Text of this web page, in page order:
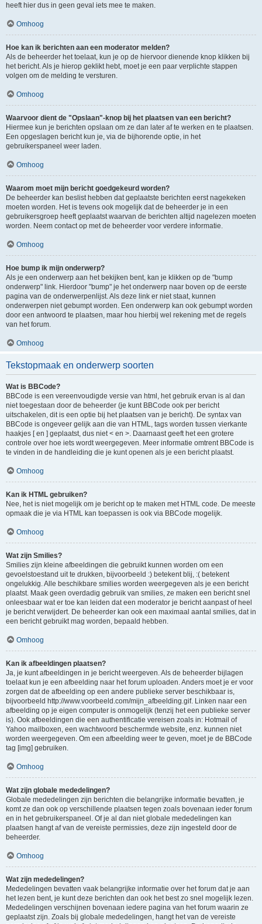
heeft hier dus in geen geval iets mee te maken.
Omhoog
Hoe kan ik berichten aan een moderator melden?
Als de beheerder het toelaat, kun je op de hiervoor dienende knop klikken bij
het bericht. Als je hierop geklikt hebt, moet je een paar verplichte stappen
volgen om de melding te versturen.
Omhoog
Waarvoor dient de "Opslaan"-knop bij het plaatsen van een bericht?
Hiermee kun je berichten opslaan om ze dan later af te werken en te plaatsen.
Een opgeslagen bericht kun je, via de bijhorende optie, in het
gebruikerspaneel weer laden.
Omhoog
Waarom moet mijn bericht goedgekeurd worden?
De beheerder kan beslist hebben dat geplaatste berichten eerst nagekeken
moeten worden. Het is tevens ook mogelijk dat de beheerder je in een
gebruikersgroep heeft geplaatst waarvan de berichten altijd nagelezen moeten
worden. Neem contact op met de beheerder voor verdere informatie.
Omhoog
Hoe bump ik mijn onderwerp?
Als je een onderwerp aan het bekijken bent, kan je klikken op de "bump
onderwerp" link. Hierdoor "bump" je het onderwerp naar boven op de eerste
pagina van de onderwerpenlijst. Als deze link er niet staat, kunnen
onderwerpen niet gebumpt worden. Een onderwerp kan ook gebumpt worden
door een antwoord te plaatsen, maar hou hierbij wel rekening met de regels
van het forum.
Omhoog
Tekstopmaak en onderwerp soorten
Wat is BBCode?
BBCode is een vereenvoudigde versie van html, het gebruik ervan is al dan
niet toegestaan door de beheerder (je kunt BBCode ook per bericht
uitschakelen, dit is een optie bij het plaatsen van je bericht). De syntax van
BBCode is ongeveer gelijk aan die van HTML, tags worden tussen vierkante
haakjes [ en ] geplaatst, dus niet < en >. Daarnaast geeft het een grotere
controle over hoe iets wordt weergegeven. Meer informatie omtrent BBCode is
te vinden in de handleiding die je kunt openen als je een bericht plaatst.
Omhoog
Kan ik HTML gebruiken?
Nee, het is niet mogelijk om je bericht op te maken met HTML code. De meeste
opmaak die je via HTML kan toepassen is ook via BBCode mogelijk.
Omhoog
Wat zijn Smilies?
Smilies zijn kleine afbeeldingen die gebruikt kunnen worden om een
gevoelstoestand uit te drukken, bijvoorbeeld :) betekent blij, :( betekent
ongelukkig. Alle beschikbare smilies worden weergegeven als je een bericht
plaatst. Maak geen overdadig gebruik van smilies, ze maken een bericht snel
onleesbaar wat er toe kan leiden dat een moderator je bericht aanpast of heel
je bericht verwijdert. De beheerder kan ook een maximaal aantal smilies, dat in
een bericht gebruikt mag worden, bepaald hebben.
Omhoog
Kan ik afbeeldingen plaatsen?
Ja, je kunt afbeeldingen in je bericht weergeven. Als de beheerder bijlagen
toelaat kun je een afbeelding naar het forum uploaden. Anders moet je er voor
zorgen dat de afbeelding op een andere publieke server beschikbaar is,
bijvoorbeeld http://www.voorbeeld.com/mijn_afbeelding.gif. Linken naar een
afbeelding op je eigen computer is onmogelijk (tenzij het een publieke server
is). Ook afbeeldingen die een authentificatie vereisen zoals in: Hotmail of
Yahoo mailboxen, een wachtwoord beschermde website, enz. kunnen niet
worden weergegeven. Om een afbeelding weer te geven, moet je de BBCode
tag [img] gebruiken.
Omhoog
Wat zijn globale mededelingen?
Globale mededelingen zijn berichten die belangrijke informatie bevatten, je
komt ze dan ook op verschillende plaatsen tegen zoals bovenaan ieder forum
en in het gebruikerspaneel. Of je al dan niet globale mededelingen kan
plaatsen hangt af van de vereiste permissies, deze zijn ingesteld door de
beheerder.
Omhoog
Wat zijn mededelingen?
Mededelingen bevatten vaak belangrijke informatie over het forum dat je aan
het lezen bent, je kunt deze berichten dan ook het best zo snel mogelijk lezen.
Mededelingen verschijnen bovenaan iedere pagina van het forum waarin ze
geplaatst zijn. Zoals bij globale mededelingen, hangt het van de vereiste